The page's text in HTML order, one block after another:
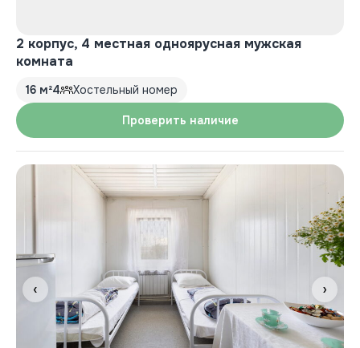
2 корпус, 4 местная одноярусная мужская
комната
16 м²4 Хостельный номер
Проверить наличие
‹ ›